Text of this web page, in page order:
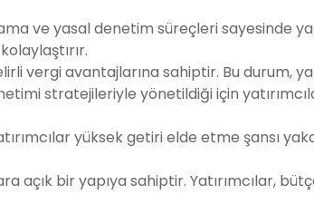
ve yasal denetim süreçleri sayesinde
vergi avantajlarına sahiptir. Bu durum,
stratejileriyle yönetildiği için
yüksek getiri elde etme şansı
açık bir yapıya sahiptir. Yatırımcılar,